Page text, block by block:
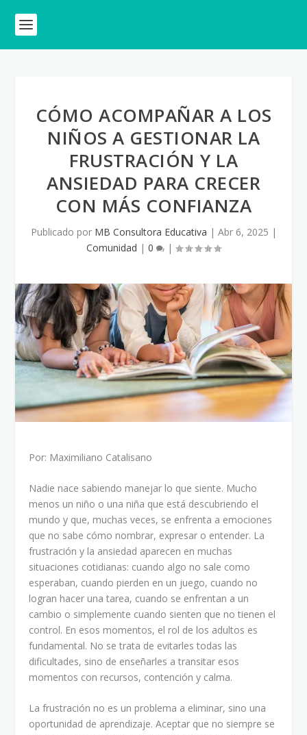
CÓMO ACOMPAÑAR A LOS
NIÑOS A GESTIONAR LA
FRUSTRACIÓN Y LA
ANSIEDAD PARA CRECER
CON MÁS CONFIANZA
Publicado por MB Consultora Educativa | Abr 6, 2025 |
Comunidad | 0 |
Por: Maximiliano Catalisano
Nadie nace sabiendo manejar lo que siente. Mucho
menos un niño o una niña que está descubriendo el
mundo y que, muchas veces, se enfrenta a emociones
que no sabe cómo nombrar, expresar o entender. La
frustración y la ansiedad aparecen en muchas
situaciones cotidianas: cuando algo no sale como
esperaban, cuando pierden en un juego, cuando no
logran hacer una tarea, cuando se enfrentan a un
cambio o simplemente cuando sienten que no tienen el
control. En esos momentos, el rol de los adultos es
fundamental. No se trata de evitarles todas las
dificultades, sino de enseñarles a transitar esos
momentos con recursos, contención y calma.
La frustración no es un problema a eliminar, sino una
oportunidad de aprendizaje. Aceptar que no siempre se